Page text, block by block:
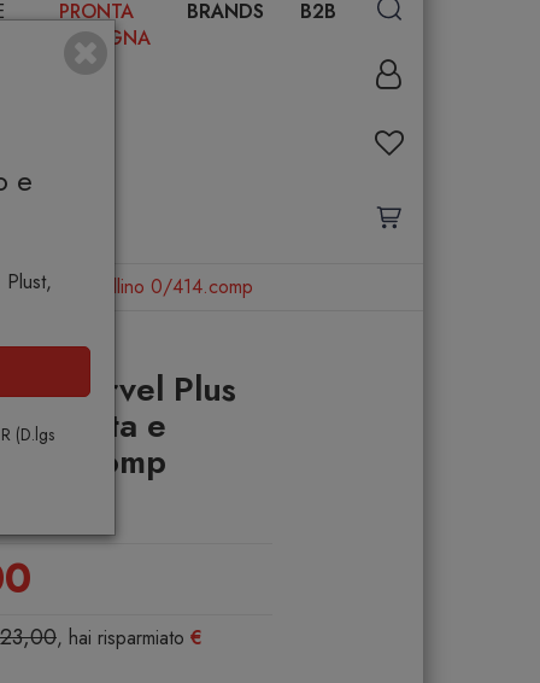
e
(D.lgs
PRONTA
CONSEGNA
BRANDS B2B
Zeta e carrellino 0/414.comp
Marvel Plus
Zeta e
, hai risparmiato €